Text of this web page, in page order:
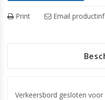
Print Email
Verkeersbord gesloten